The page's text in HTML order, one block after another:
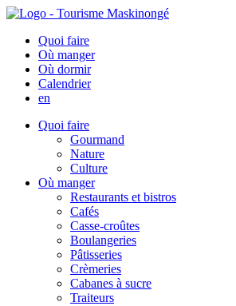
Quoi faire
Où manger
Où dormir
Calendrier
en
Quoi faire
Gourmand
Nature
Culture
Où manger
Restaurants et bistros
Cafés
Casse-croûtes
Boulangeries
Pâtisseries
Crèmeries
Cabanes à sucre
Traiteurs